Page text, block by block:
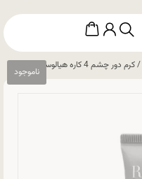
/ کرم دور چشم 4 کاره هیالوسنس رویوال